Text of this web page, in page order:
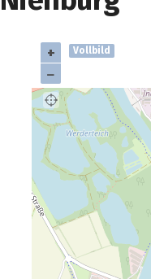
+
−
Vollbild